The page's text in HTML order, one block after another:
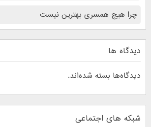
چرا هیچ همسری بهترین نیست
دیدگاه ها
دیدگاه‌ها بسته شده‌اند.
شبکه های اجتماعی